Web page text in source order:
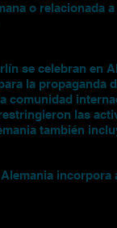
o relacionada
se celebran en
la
comunidad
las
también